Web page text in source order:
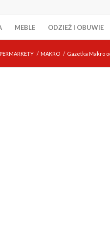
MEBLE ODZIEŻ I OBUWIE
/ MAKRO / Gazetka Makro